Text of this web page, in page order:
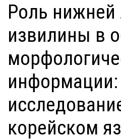
Роль нижней
извилины в
информации:
корейском